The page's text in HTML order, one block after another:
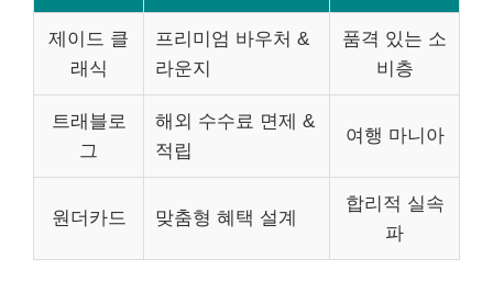
제이드 클
래식
프리미엄 바우처 &
라운지
품격 있는 소
비층
트래블로
그
해외 수수료 면제 &
적립
여행 마니아
원더카드 맞춤형 혜택 설계
합리적 실속
파